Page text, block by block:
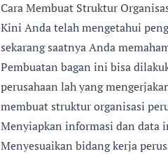
Cara Membuat Struktur
Kini Anda telah mengetahui
sekarang saatnya Anda
Pembuatan bagan ini bisa
perusahaan lah yang
membuat struktur organisasi
Menyiapkan informasi dan data
Menyesuaikan bidang kerja